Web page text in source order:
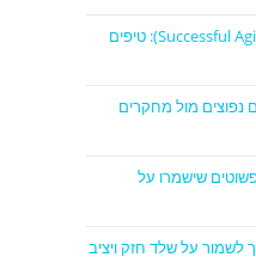
המדריך להזדקנות מוצלחת (Successful Aging): טיפים
נפוצים מול מחקרים
שישמרו על
לשמור על שלד חזק ויציב